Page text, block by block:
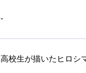
-
高校生が描いたヒロシ